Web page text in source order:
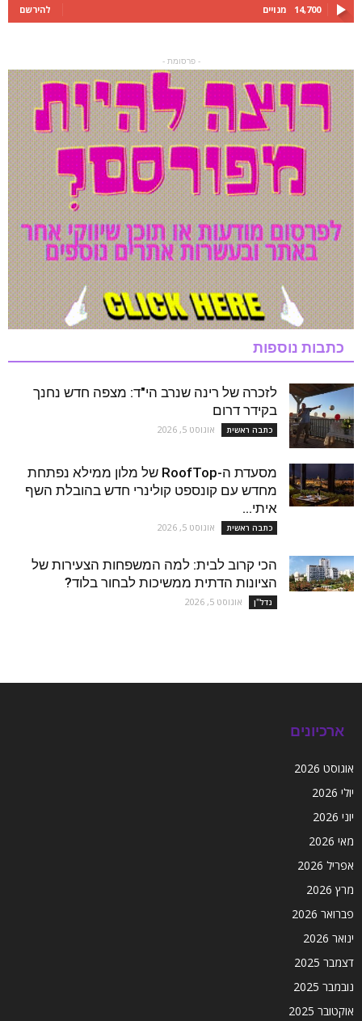
14,700 מנויים להירשם
- פרסומת -
כתבות נוספות
לזכרה של רינה שנרב הי"ד: מצפה חדש נחנך
בקידר דרום
כתבה ראשית אוגוסט 5, 2026
מסעדת ה-RoofTop של מלון ממילא נפתחת
מחדש עם קונספט קולינרי חדש בהובלת השף
איתי...
כתבה ראשית אוגוסט 5, 2026
הכי קרוב לבית: למה המשפחות הצעירות של
הציונות הדתית ממשיכות לבחור בלוד?
נדל''ן אוגוסט 5, 2026
ארכיונים
אוגוסט 2026
יולי 2026
יוני 2026
מאי 2026
אפריל 2026
מרץ 2026
פברואר 2026
ינואר 2026
דצמבר 2025
נובמבר 2025
אוקטובר 2025